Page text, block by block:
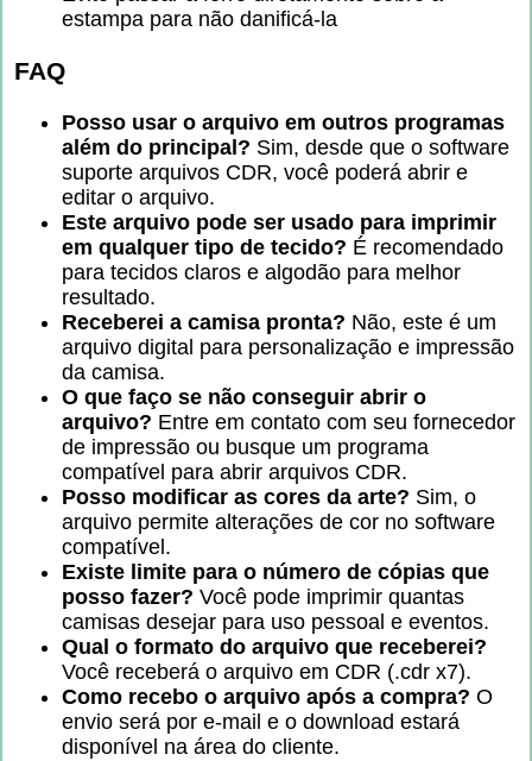
estampa para não danificá-la
FAQ
Posso usar o arquivo em outros programas
além do principal? Sim, desde que o software
suporte arquivos CDR, você poderá abrir e
editar o arquivo.
Este arquivo pode ser usado para imprimir
em qualquer tipo de tecido? É recomendado
para tecidos claros e algodão para melhor
resultado.
Receberei a camisa pronta? Não, este é um
arquivo digital para personalização e impressão
da camisa.
O que faço se não conseguir abrir o
arquivo? Entre em contato com seu fornecedor
de impressão ou busque um programa
compatível para abrir arquivos CDR.
Posso modificar as cores da arte? Sim, o
arquivo permite alterações de cor no software
compatível.
Existe limite para o número de cópias que
posso fazer? Você pode imprimir quantas
camisas desejar para uso pessoal e eventos.
Qual o formato do arquivo que receberei?
Você receberá o arquivo em CDR (.cdr x7).
Como recebo o arquivo após a compra? O
envio será por e-mail e o download estará
disponível na área do cliente.